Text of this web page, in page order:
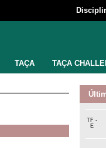
TAÇA TAÇA
TF -
E